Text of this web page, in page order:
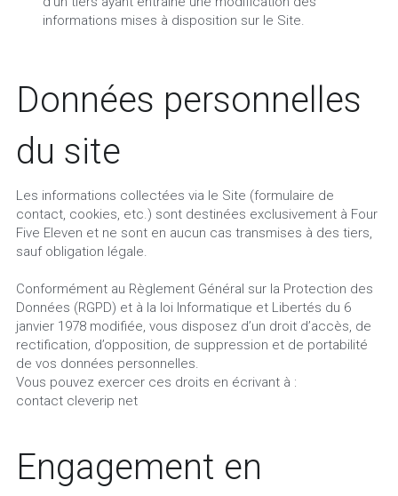
informations mises à disposition sur le Site.
Données personnelles
du site
Les informations collectées via le Site (formulaire de
contact, cookies, etc.) sont destinées exclusivement à Four
Five Eleven et ne sont en aucun cas transmises à des tiers,
sauf obligation légale.
Conformément au Règlement Général sur la Protection des
Données (RGPD) et à la loi Informatique et Libertés du 6
janvier 1978 modifiée, vous disposez d’un droit d’accès, de
rectification, d’opposition, de suppression et de portabilité
de vos données personnelles.
Vous pouvez exercer ces droits en écrivant à :
contact cleverip net
Engagement en